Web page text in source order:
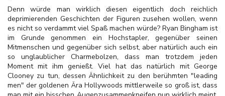
Denn würde man wirklich diesen eigentlich doch reichlich
deprimierenden Geschichten der Figuren zusehen wollen, wenn
es nicht so verdammt viel Spaß machen würde? Ryan Bingham ist
im Grunde genommen ein Hochstapler, gegenüber seinen
Mitmenschen und gegenüber sich selbst, aber natürlich auch ein
so unglaublicher Charmebolzen, dass man trotzdem jeden
Moment mit ihm genießt. Viel hat das natürlich mit George
Clooney zu tun, dessen Ähnlichkeit zu den berühmten "leading
men" der goldenen Ära Hollywoods mittlerweile so groß ist, dass